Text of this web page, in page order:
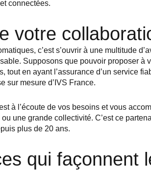
connectées.
votre
c’est s’ouvrir à une multitude
Supposons que pouvoir proposer à
en ayant l’assurance d’un service
sur mesure d’IVS France.
à l’écoute de vos besoins et vous
une grande collectivité. C’est ce
plus de 20 ans.
qui façonnent